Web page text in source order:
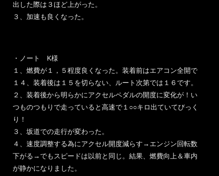
出した際は３ほど上がった。
３、加速も良くなった。
・ノート K様
１、燃費が１，５程度良くなった。装着前はエアコン全開で
１４、装着後は１５を切らない、ルート次第では１６です。
２、装着後から明らかにアクセルペダルの開度に変化が！い
つものつもりで走っていると高速で１○○キロ出ていてびっく
り！
３、坂道での走行が変わった。
４、速度調整する為にアクセル開度減らす→エンジン回転数
下がる→でもスピードは以前と同じ。結果、燃費向上＆車内
が静かになりました。